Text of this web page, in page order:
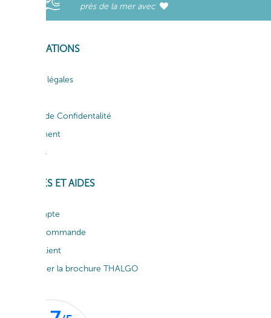
près de la mer avec
INFORMATIONS
Mentions légales
Politique de Confidentalité
Recrutement
Actualités
SERVICES ET AIDES
Mon compte
Suivi de commande
Service client
Télécharger la brochure THALGO